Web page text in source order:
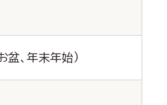
盆、年末年始）